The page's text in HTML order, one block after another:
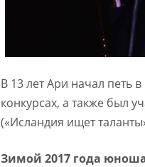
В 13 лет Ари начал петь
конкурсах, а также был
(«Исландия ищет
Зимой 2017 года